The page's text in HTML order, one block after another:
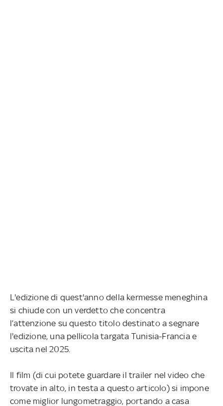
L'edizione di quest'anno della kermesse meneghina
si chiude con un verdetto che concentra
l’attenzione su questo titolo destinato a segnare
l'edizione, una pellicola targata Tunisia-Francia e
uscita nel 2025.
Il film (di cui potete guardare il trailer nel video che
trovate in alto, in testa a questo articolo) si impone
come miglior lungometraggio, portando a casa